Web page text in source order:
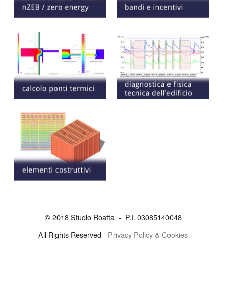
© 2018 Studio Roatta - P.I. 03085140048
All Rights Reserved - Privacy Policy & Cookies